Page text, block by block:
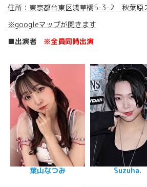
住所：東京都台東区浅草橋5-3-2 秋葉原
※googleマップが開きます
■出演者 ※全員同時出演
葉山なつみ Suzuha.